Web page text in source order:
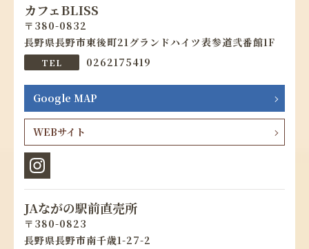
カフェBLISS
380-0832
長野県長野市東後町21グランドハイツ表参道弐番館1F
0262175419
Google MAP
WEBサイト
JAながの駅前直売所
380-0823
長野県長野市南千歳1-27-2